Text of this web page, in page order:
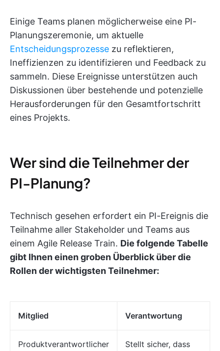
Einige Teams planen möglicherweise eine PI-
Planungszeremonie, um aktuelle
Entscheidungsprozesse zu reflektieren,
Ineffizienzen zu identifizieren und Feedback zu
sammeln. Diese Ereignisse unterstützen auch
Diskussionen über bestehende und potenzielle
Herausforderungen für den Gesamtfortschritt
eines Projekts.
Wer sind die Teilnehmer der
PI-Planung?
Technisch gesehen erfordert ein PI-Ereignis die
Teilnahme aller Stakeholder und Teams aus
einem Agile Release Train. Die folgende Tabelle
gibt Ihnen einen groben Überblick über die
Rollen der wichtigsten Teilnehmer:
Mitglied Verantwortung
Produktverantwortlicher
Stellt sicher, dass